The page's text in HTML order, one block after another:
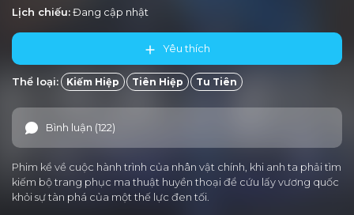
Lịch chiếu:Đang cập nhật
Yêu thích
Thể loại: Kiếm Hiệp Tiên Hiệp Tu Tiên
Bình luận (122)
Phim kể về cuộc hành trình của nhân vật chính, khi anh ta phải tìm
kiếm bộ trang phục ma thuật huyền thoại để cứu lấy vương quốc
khỏi sự tàn phá của một thế lực đen tối.